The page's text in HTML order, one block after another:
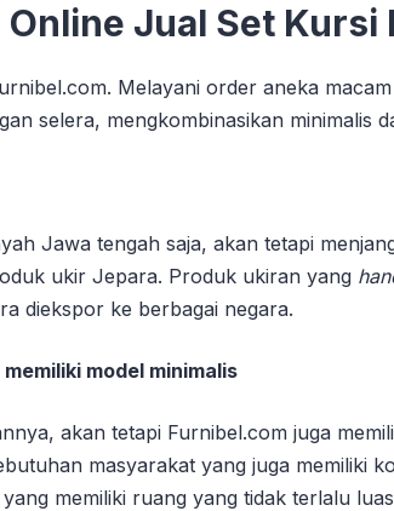
Online Jual Set
Melayani order aneka
selera, mengkombinasikan
Jawa tengah saja, akan tetapi
ukir Jepara. Produk ukiran yang
diekspor ke berbagai negara.
model minimalis
akan tetapi Furnibel.com juga
masyarakat yang juga memiliki
memiliki ruang yang tidak terlalu